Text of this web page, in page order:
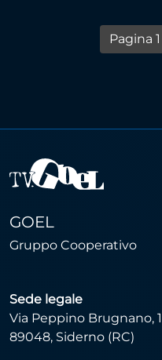
Pagina 1
GOEL
Gruppo Cooperativo
Sede legale
Via Peppino Brugnano, 1
89048, Siderno (RC)